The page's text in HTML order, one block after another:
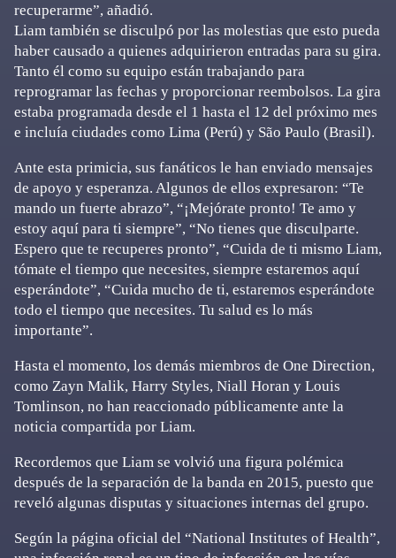
recuperarme”, añadió.
Liam también se disculpó por las molestias que esto pueda
haber causado a quienes adquirieron entradas para su gira.
Tanto él como su equipo están trabajando para
reprogramar las fechas y proporcionar reembolsos. La gira
estaba programada desde el 1 hasta el 12 del próximo mes
e incluía ciudades como Lima (Perú) y São Paulo (Brasil).
Ante esta primicia, sus fanáticos le han enviado mensajes
de apoyo y esperanza. Algunos de ellos expresaron: “Te
mando un fuerte abrazo”, “¡Mejórate pronto! Te amo y
estoy aquí para ti siempre”, “No tienes que disculparte.
Espero que te recuperes pronto”, “Cuida de ti mismo Liam,
tómate el tiempo que necesites, siempre estaremos aquí
esperándote”, “Cuida mucho de ti, estaremos esperándote
todo el tiempo que necesites. Tu salud es lo más
importante”.
Hasta el momento, los demás miembros de One Direction,
como Zayn Malik, Harry Styles, Niall Horan y Louis
Tomlinson, no han reaccionado públicamente ante la
noticia compartida por Liam.
Recordemos que Liam se volvió una figura polémica
después de la separación de la banda en 2015, puesto que
reveló algunas disputas y situaciones internas del grupo.
Según la página oficial del “National Institutes of Health”,